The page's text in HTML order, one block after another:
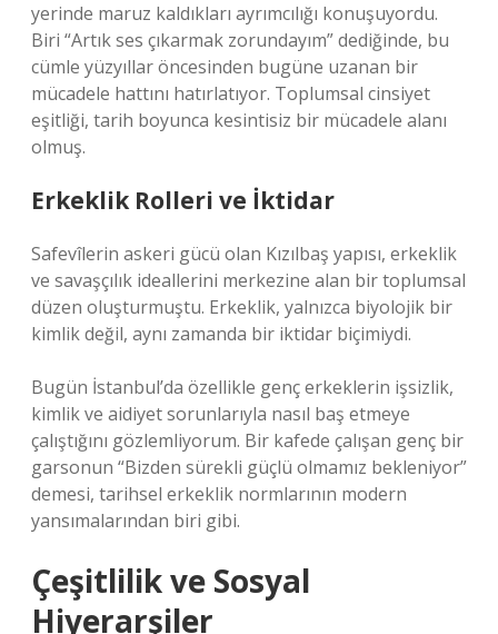
yerinde maruz kaldıkları ayrımcılığı konuşuyordu.
Biri “Artık ses çıkarmak zorundayım” dediğinde, bu
cümle yüzyıllar öncesinden bugüne uzanan bir
mücadele hattını hatırlatıyor. Toplumsal cinsiyet
eşitliği, tarih boyunca kesintisiz bir mücadele alanı
olmuş.
Erkeklik Rolleri ve İktidar
Safevîlerin askeri gücü olan Kızılbaş yapısı, erkeklik
ve savaşçılık ideallerini merkezine alan bir toplumsal
düzen oluşturmuştu. Erkeklik, yalnızca biyolojik bir
kimlik değil, aynı zamanda bir iktidar biçimiydi.
Bugün İstanbul’da özellikle genç erkeklerin işsizlik,
kimlik ve aidiyet sorunlarıyla nasıl baş etmeye
çalıştığını gözlemliyorum. Bir kafede çalışan genç bir
garsonun “Bizden sürekli güçlü olmamız bekleniyor”
demesi, tarihsel erkeklik normlarının modern
yansımalarından biri gibi.
Çeşitlilik ve Sosyal
Hiyerarşiler